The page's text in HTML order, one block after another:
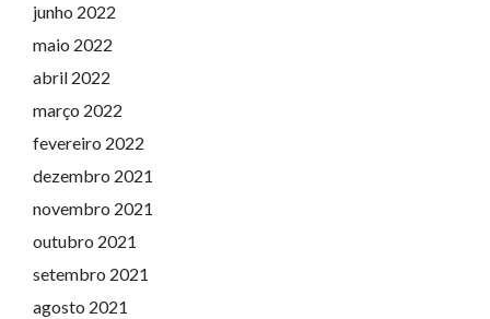
junho 2022
maio 2022
abril 2022
março 2022
fevereiro 2022
dezembro 2021
novembro 2021
outubro 2021
setembro 2021
agosto 2021